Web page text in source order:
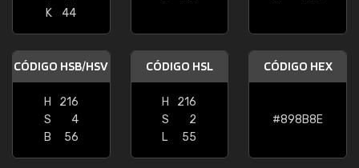
K
44
CÓDIGO HSB/HSV
H
216
S
4
B
56
CÓDIGO HSL
H
216
S
2
L
55
CÓDIGO HEX
#898B8E